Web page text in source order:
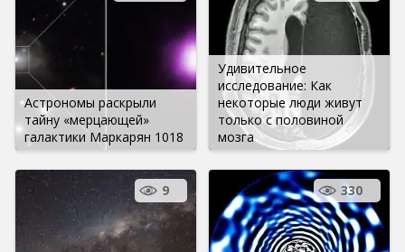
Астрономы раскрыли
тайну «мерцающей»
галактики Маркарян 1018
Удивительное
исследование: Как
некоторые люди живут
только с половиной
мозга
9 330